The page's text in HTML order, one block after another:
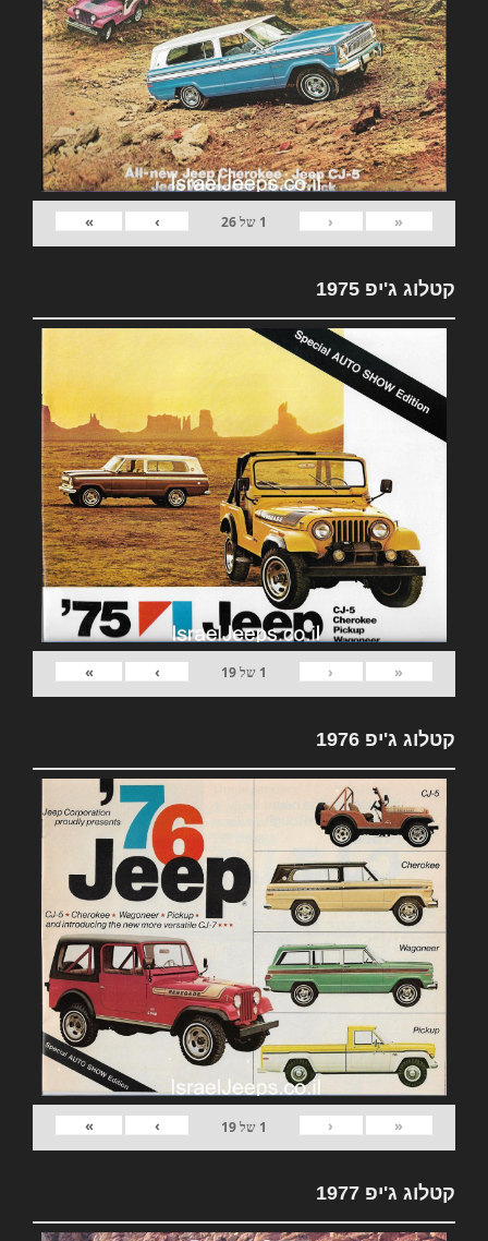
«
‹
1 של26
›
»
קטלוג ג'יפ 1975
«
‹
1 של19
›
»
קטלוג ג'יפ 1976
«
‹
1 של19
›
»
קטלוג ג'יפ 1977